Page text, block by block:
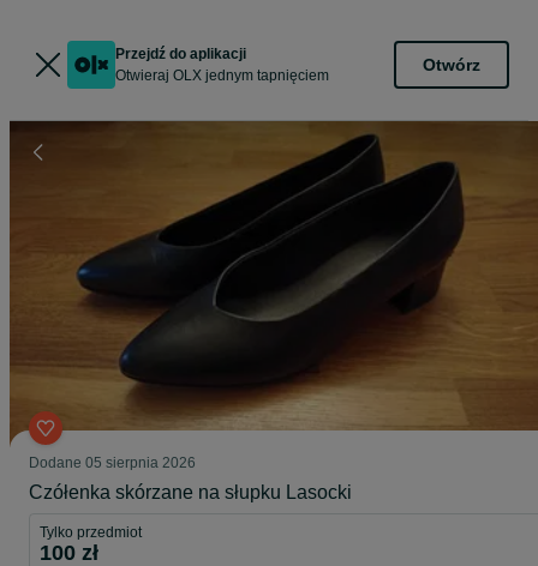
Przejdź do aplikacji
Otwieraj OLX jednym tapnięciem
Otwórz
Dodane 05 sierpnia 2026
Czółenka skórzane na słupku Lasocki
Tylko przedmiot
100 zł